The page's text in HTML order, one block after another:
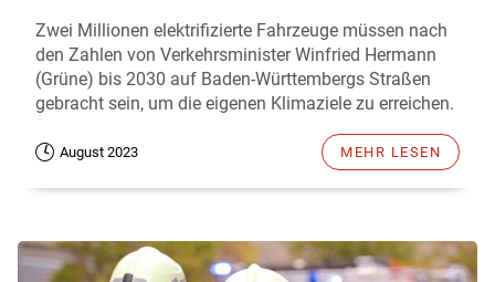
Zwei Millionen elektrifizierte Fahrzeuge müssen nach
den Zahlen von Verkehrsminister Winfried Hermann
(Grüne) bis 2030 auf Baden-Württembergs Straßen
gebracht sein, um die eigenen Klimaziele zu erreichen.
August 2023 MEHR LESEN